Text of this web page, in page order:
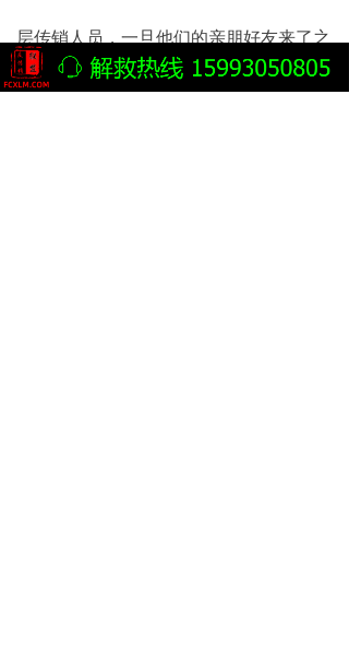
层传销人员，一旦他们的亲朋好友来了之
后不帮他们看几天，传销组织立刻就把他